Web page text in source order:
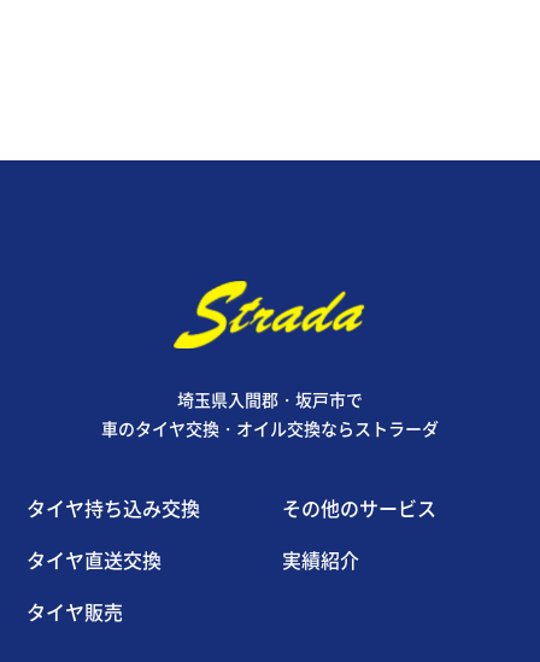
埼玉県入間郡・坂戸市で
車のタイヤ交換・オイル交換ならストラーダ
タイヤ持ち込み交換
タイヤ直送交換
タイヤ販売
その他のサービス
実績紹介